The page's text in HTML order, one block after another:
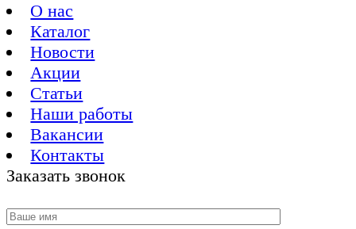
О нас
Каталог
Новости
Акции
Статьи
Наши работы
Вакансии
Контакты
Заказать звонок